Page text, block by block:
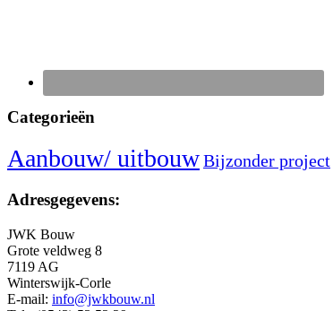
Categorieën
Aanbouw/ uitbouwBijzonder project
Adresgegevens:
JWK Bouw
Grote veldweg 8
7119 AG
Winterswijk-Corle
E-mail: info@jwkbouw.nl